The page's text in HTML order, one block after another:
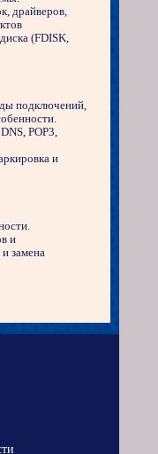
драйверов,
(FDISK,
подключений,
POP3,
и
и
замена